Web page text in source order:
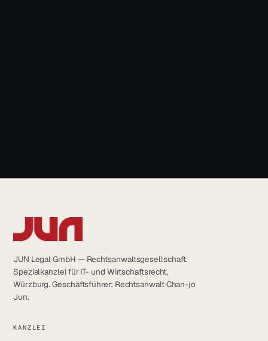
JUN Legal GmbH — Rechtsanwaltsgesellschaft.
Spezialkanzlei für IT- und Wirtschaftsrecht,
Würzburg. Geschäftsführer: Rechtsanwalt Chan-jo
Jun.
KANZLEI